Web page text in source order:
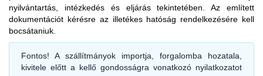
nyilvántartás, intézkedés és eljárás tekintetében. Az említett
dokumentációt kérésre az illetékes hatóság rendelkezésére kell
bocsátaniuk.
Fontos! A szállítmányok importja, forgalomba hozatala,
kivitele előtt a kellő gondosságra vonatkozó nyilatkozatot
kockázatelemzést és szükség szerint a megállapított
kockázatokat megfelelő intézkedésekkel elhanyagolható
méretűre csökkentette, majd ez alapján feltöltötte a kellő
gondosságra vonatkozó nyilatkozatát (DD Statement), és a
kapott.
alkalmaztak. A piaci szereplőknek a kellő gondossági
nyilatkozatokról is nyilvántartást kell vezetniük a nyilatkozat
információs rendszerbe történő benyújtásától számított öt évig,
amely nyilatkozatok benyújtása a termék forgalomba
hozatalának vagy kivitelének időpontja előtt valósult meg. E
tekintetben a kkv-nek nem minősülő kereskedőkre ugyanazok